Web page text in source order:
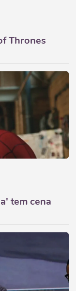
Thrones
tem cena